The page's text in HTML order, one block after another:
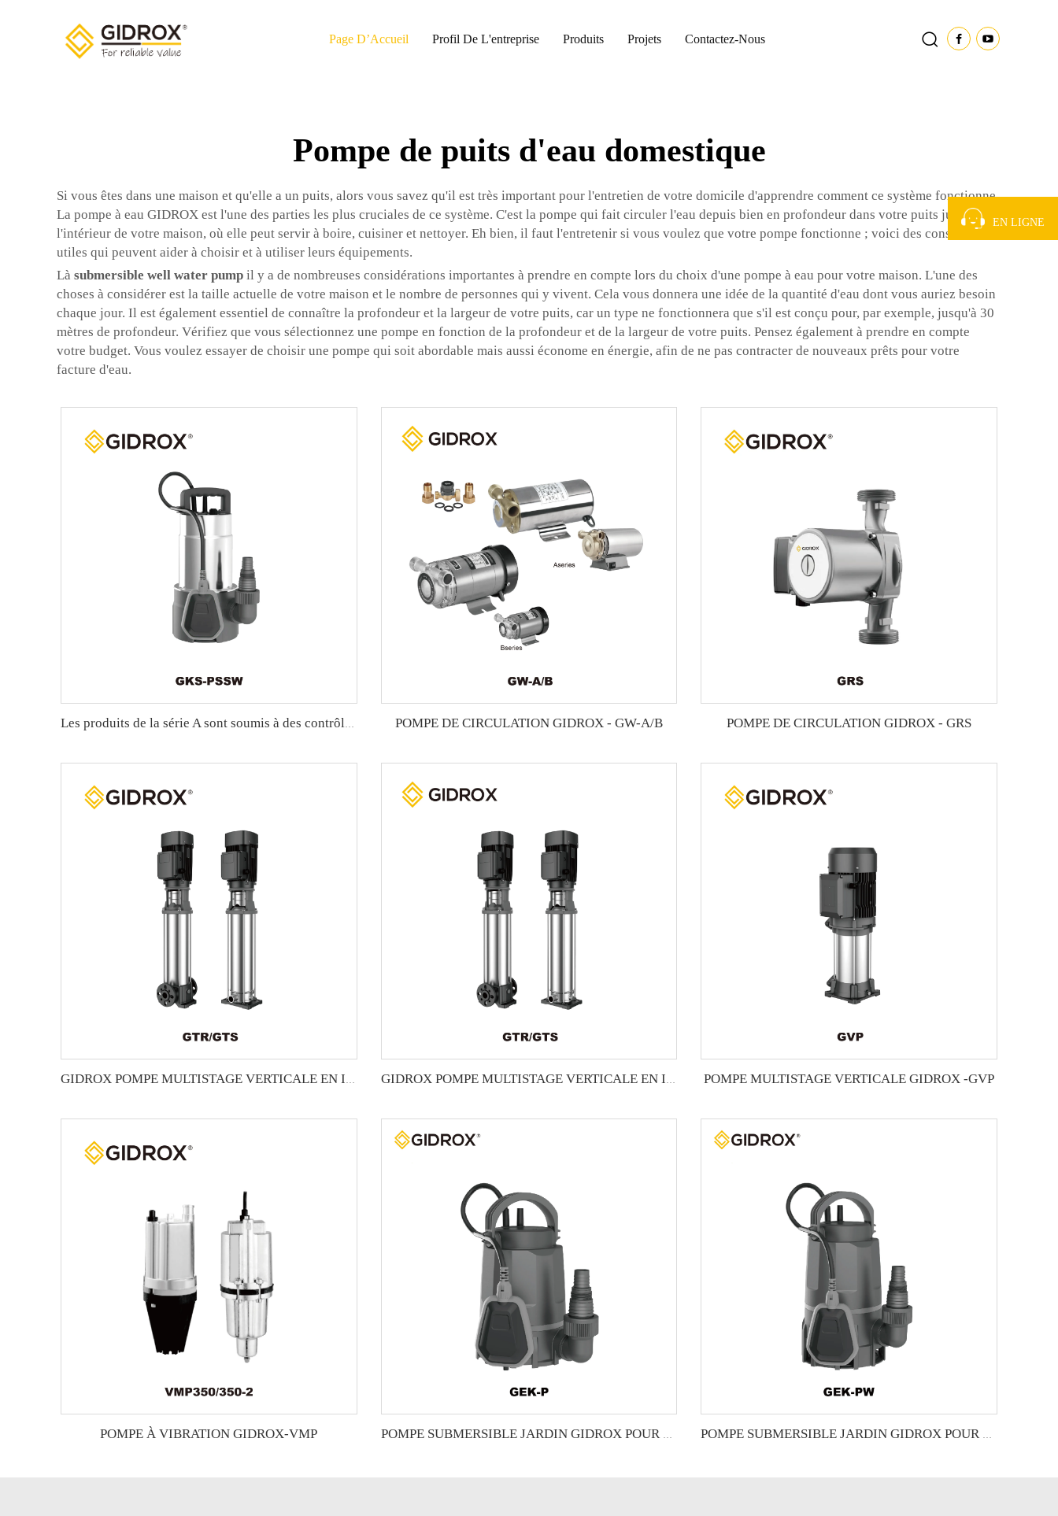
Page D’Accueil Profil De L'entreprise Produits Projets Contactez-Nous
Pompe de puits d'eau domestique
Si vous êtes dans une maison et qu'elle a un puits, alors vous savez qu'il est très important pour l'entretien de votre domicile d'apprendre comment ce système fonctionne.
La pompe à eau GIDROX est l'une des parties les plus cruciales de ce système. C'est la pompe qui fait circuler l'eau depuis bien en profondeur dans votre puits jusqu'à
l'intérieur de votre maison, où elle peut servir à boire, cuisiner et nettoyer. Eh bien, il faut l'entretenir si vous voulez que votre pompe fonctionne ; voici des conseils
utiles qui peuvent aider à choisir et à utiliser leurs équipements.
Là submersible well water pump il y a de nombreuses considérations importantes à prendre en compte lors du choix d'une pompe à eau pour votre maison. L'une des
choses à considérer est la taille actuelle de votre maison et le nombre de personnes qui y vivent. Cela vous donnera une idée de la quantité d'eau dont vous auriez besoin
chaque jour. Il est également essentiel de connaître la profondeur et la largeur de votre puits, car un type ne fonctionnera que s'il est conçu pour, par exemple, jusqu'à 30
mètres de profondeur. Vérifiez que vous sélectionnez une pompe en fonction de la profondeur et de la largeur de votre puits. Pensez également à prendre en compte
votre budget. Vous voulez essayer de choisir une pompe qui soit abordable mais aussi économe en énergie, afin de ne pas contracter de nouveaux prêts pour votre
facture d'eau.
POMPE DE CIRCULATION GIDROX - GW-A/B POMPE DE CIRCULATION GIDROX - GRS
POMPE MULTISTAGE VERTICALE GIDROX -GVP
POMPE À VIBRATION GIDROX-VMP POMPE SUBMERSIBLE JARDIN GIDROX POUR EAUX CLAIRES-GEK-P POMPE SUBMERSIBLE JARDIN GIDROX POUR EAUX SALIES-GEK-PW
EN LIGNE